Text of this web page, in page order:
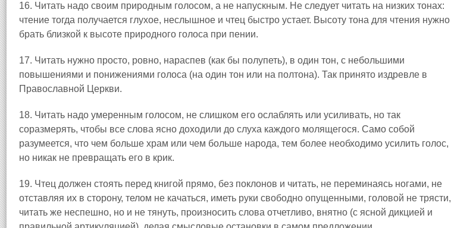
16. Читать надо своим природным голосом, а не напускным. Не следует читать на низких тонах:
чтение тогда получается глухое, неслышное и чтец быстро устает. Высоту тона для чтения нужно
брать близкой к высоте природного голоса при пении.
17. Читать нужно просто, ровно, нараспев (как бы полупеть), в один тон, с небольшими
повышениями и понижениями голоса (на один тон или на полтона). Так принято издревле в
Православной Церкви.
18. Читать надо умеренным голосом, не слишком его ослаблять или усиливать, но так
соразмерять, чтобы все слова ясно доходили до слуха каждого молящегося. Само собой
разумеется, что чем больше храм или чем больше народа, тем более необходимо усилить голос,
но никак не превращать его в крик.
19. Чтец должен стоять перед книгой прямо, без поклонов и читать, не переминаясь ногами, не
отставляя их в сторону, телом не качаться, иметь руки свободно опущенными, головой не трясти,
читать же неспешно, но и не тянуть, произносить слова отчетливо, внятно (с ясной дикцией и